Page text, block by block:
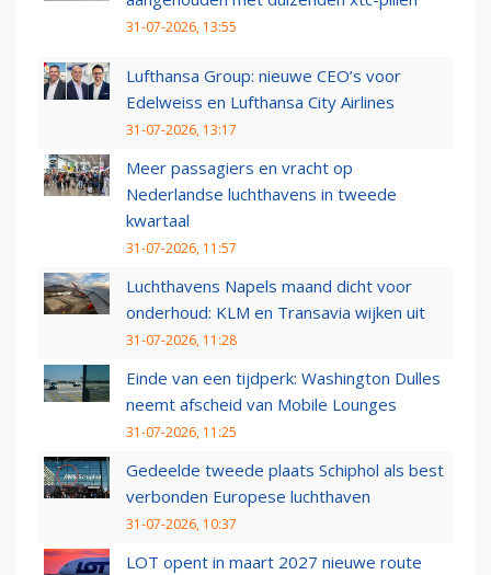
31-07-2026, 13:55
Lufthansa Group: nieuwe CEO’s voor
Edelweiss en Lufthansa City Airlines
31-07-2026, 13:17
Meer passagiers en vracht op
Nederlandse luchthavens in tweede
kwartaal
31-07-2026, 11:57
Luchthavens Napels maand dicht voor
onderhoud: KLM en Transavia wijken uit
31-07-2026, 11:28
Einde van een tijdperk: Washington Dulles
neemt afscheid van Mobile Lounges
31-07-2026, 11:25
Gedeelde tweede plaats Schiphol als best
verbonden Europese luchthaven
31-07-2026, 10:37
LOT opent in maart 2027 nieuwe route